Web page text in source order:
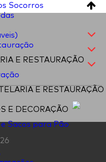
Socorros
E RESTAURAÇÃO
E RESTAURAÇÃO
E DECORAÇÃO
Sacos para Pão